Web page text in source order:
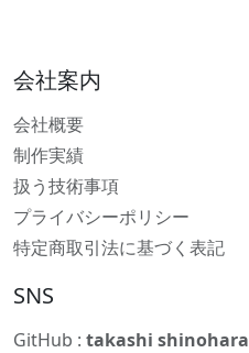
会社案内
会社概要
制作実績
扱う技術事項
プライバシーポリシー
特定商取引法に基づく表記
SNS
GitHub : takashi shinohara